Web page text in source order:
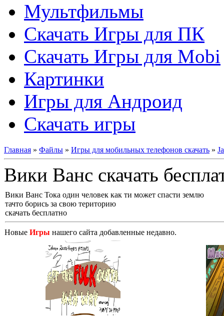
Мультфильмы
Скачать Игры для ПК
Скачать Игры для Mobi
Картинки
Игры для Андроид
Скачать игры
Главная » Файлы » Игры для мобильных телефонов скачать »
Вики Ванс скачать
Вики Ванс Тока один человек как ти может спасти землю
тачто борись за свою територию
скачать бесплатно
Новые Игры нашего сайта добавленные недавно.